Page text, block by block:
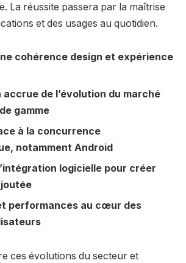
La réussite passera par la maîtrise
et des usages au quotidien.
cohérence design et expérience
de l’évolution du marché
gamme
à la concurrence
notamment Android
logicielle pour créer
performances au cœur des
ces évolutions du secteur et